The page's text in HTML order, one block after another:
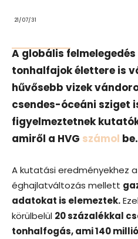
21/07/31
A globális
tonhalfajok élettere is
hűvősebb vizek
csendes-óceáni sziget
figyelmeztetnek
amiről a HVG számol be.
A kutatási eredményekhez
éghajlatváltozás mellett
adatokat is elemeztek.
körülbelül 20 százalékkal
tonhalfogás, ami 140